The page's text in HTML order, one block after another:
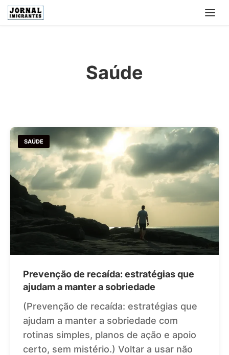
Saúde
SAÚDE
Prevenção de recaída: estratégias que
ajudam a manter a sobriedade
(Prevenção de recaída: estratégias que
ajudam a manter a sobriedade com
rotinas simples, planos de ação e apoio
certo, sem mistério.) Voltar a usar não